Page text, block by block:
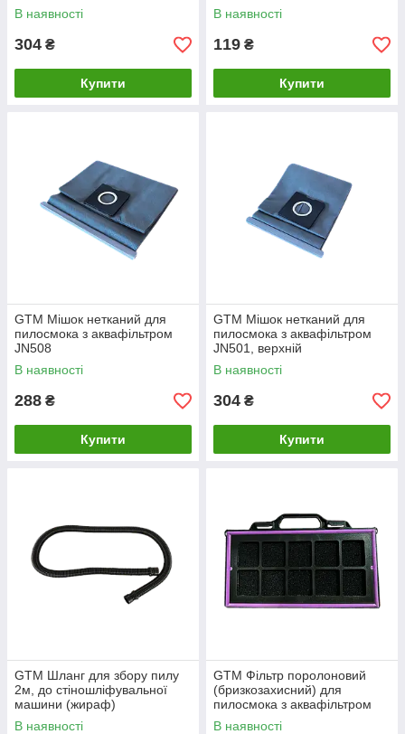
В наявності
304 ₴
Купити
В наявності
119 ₴
Купити
GTM Мішок нетканий для
пилосмока з аквафільтром
JN508
В наявності
288 ₴
Купити
GTM Мішок нетканий для
пилосмока з аквафільтром
JN501, верхній
В наявності
304 ₴
Купити
GTM Шланг для збору пилу
2м, до стіношліфувальної
машини (жираф)
В наявності
GTM Фільтр поролоновий
(бризкозахисний) для
пилосмока з аквафільтром
JN501
В наявності